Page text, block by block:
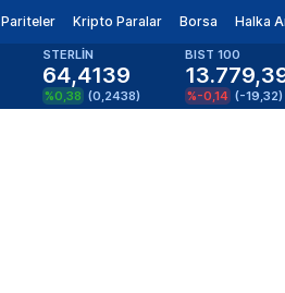
Pariteler Kripto Paralar Borsa Halka
STERLİN
64,4139
%0,38 (0,2438)
BIST 100
%-0,14 (-19,32)